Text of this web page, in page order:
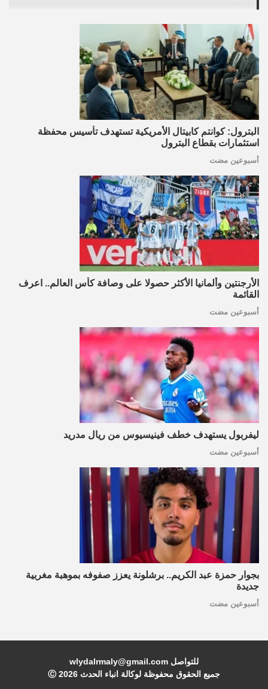
البترول: كوانتم كابيتال الأمريكية تستهدف تأسيس محفظة
استثمارات بقطاع البترول
أسبوعين مضت
الأرجنتين وألمانيا الأكثر حصولا على وصافة كأس العالم.. اعرف
القائمة
أسبوعين مضت
ليفربول يستهدف خطف فينيسيوس من ريال مدريد
أسبوعين مضت
بجوار حمزة عبد الكريم.. برشلونة يعزز صفوفه بموهبة مغربية
جديدة
أسبوعين مضت
للتواصل wlydalrmaly@gmail.com
جميع الحقوق محفوظة لوكالة انباء الحدث Ⓒ 2026